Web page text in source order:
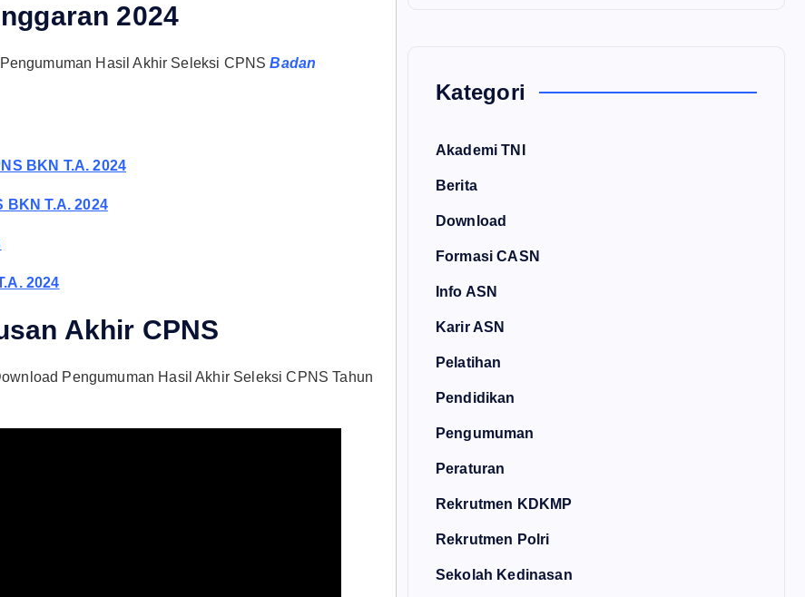
2024
Hasil Akhir Seleksi CPNSBadan
BKN T.A. 2024
BKN T.A. 2024
2024
Akhir CPNS
Pengumuman Hasil Akhir Seleksi CPNS Tahun
Kategori
Akademi TNI
Berita
Download
Formasi CASN
Info ASN
Karir ASN
Pelatihan
Pendidikan
Pengumuman
Peraturan
Rekrutmen KDKMP
Rekrutmen Polri
Sekolah Kedinasan